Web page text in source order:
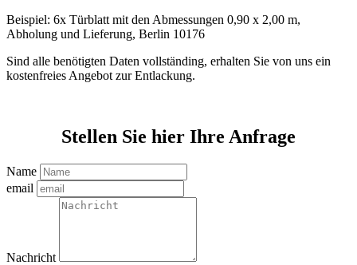
Beispiel: 6x Türblatt mit den Abmessungen 0,90 x 2,00 m,
Abholung und Lieferung, Berlin 10176
Sind alle benötigten Daten vollständing, erhalten Sie von uns ein
kostenfreies Angebot zur Entlackung.
Stellen Sie hier Ihre Anfrage
Name
email
Nachricht